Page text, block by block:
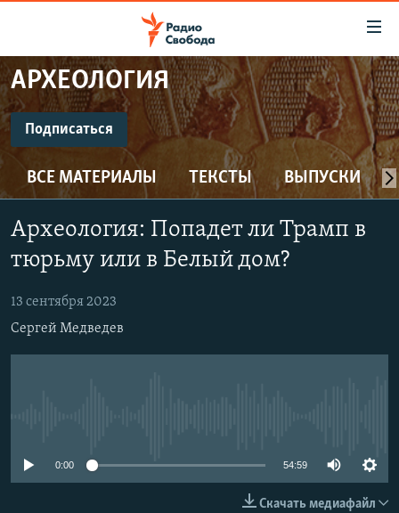
упрощенного
доступа
Вернуться
основному
содержанию
Вернутся
главной
Вернутся
поиску
ПРОГРАММЫ
ПОДКАСТЫ
АВТОРСКИЕ ПРОЕКТЫ
ЦИТАТЫ СВОБОДЫ
МНЕНИЯ
КУЛЬТУРА
КАВКАЗ.РЕАЛИИ
СЕВЕР.РЕАЛИИ
АРХЕОЛОГИЯ
Подписаться
ПОДПИСАТЬСЯ
Подписаться
ВСЕ МАТЕРИАЛЫ ТЕКСТЫ ВЫПУСКИ
Археология: Попадет ли Трамп в
тюрьму или в Белый дом?
13 сентября 2023
Сергей Медведев
0:00 54:59
Скачать медиафайл